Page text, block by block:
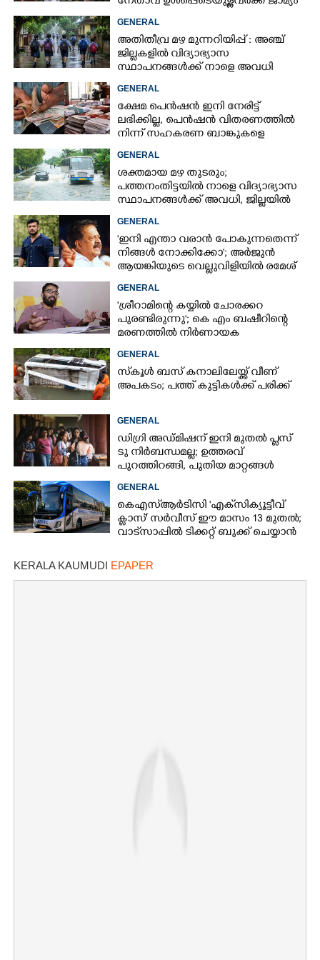
GENERAL
അതിതീവ്ര മഴ മുന്നറിയിപ്പ് : അഞ്ച്
ജില്ലകളിൽ വിദ്യാഭ്യാസ
സ്ഥാപനങ്ങൾക്ക് നാളെ അവധി
GENERAL
ക്ഷേമ പെൻഷൻ ഇനി നേരിട്ട്
ലഭിക്കില്ല,​ പെൻഷൻ വിതരണത്തിൽ
നിന്ന് സഹകരണ ബാങ്കുകളെ
GENERAL
ശക്തമായ മഴ തുടരും;
പത്തനംതിട്ടയിൽ നാളെ വിദ്യാഭ്യാസ
സ്ഥാപനങ്ങൾക്ക് അവധി,​ ജില്ലയിൽ
GENERAL
'ഇനി എന്താ വരാൻ പോകുന്നതെന്ന്
നിങ്ങൾ നോക്കിക്കോ'; അർജുൻ
ആയങ്കിയുടെ വെല്ലുവിളിയിൽ രമേശ്
GENERAL
'ശ്രീറാമിന്റെ കയ്യിൽ ചോരക്കറ
പുരണ്ടിരുന്നു'; കെ എം ബഷീറിന്റെ
മരണത്തിൽ നിർണായക
GENERAL
സ്‌കൂൾ ബസ് കനാലിലേയ്ക്ക് വീണ്
അപകടം; പത്ത് കുട്ടികൾക്ക് പരിക്ക്
GENERAL
ഡിഗ്രി അഡ്മിഷന് ഇനി മുതൽ പ്ലസ്
ടു നിർബന്ധമല്ല; ഉത്തരവ്
പുറത്തിറങ്ങി, പുതിയ മാറ്റങ്ങൾ
GENERAL
കെഎസ്‌ആർടിസി 'എക്‌സിക്യൂട്ടീവ്
ക്ളാസ്' സർവീസ് ഈ മാസം 13 മുതൽ;
വാട്‌സാപ്പിൽ ടിക്കറ്റ് ബുക്ക് ചെയ്യാൻ
KERALA KAUMUDI EPAPER